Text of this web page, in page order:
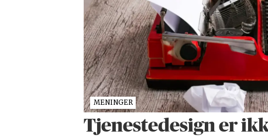
MENINGER
Tjenestedesign er